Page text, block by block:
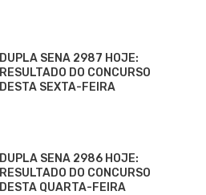
DUPLA SENA 2987 HOJE:
RESULTADO DO CONCURSO
DESTA SEXTA-FEIRA
DUPLA SENA 2986 HOJE:
RESULTADO DO CONCURSO
DESTA QUARTA-FEIRA